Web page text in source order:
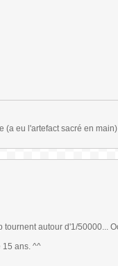
eu l'artefact sacré en
tournent autour d'1/50000...
15 ans. ^^